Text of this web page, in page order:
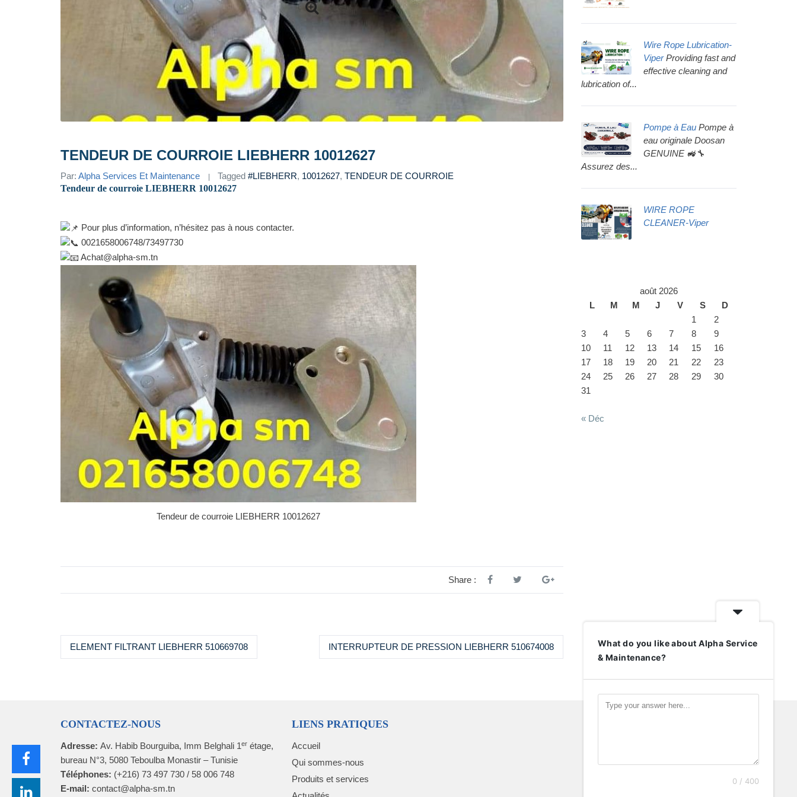
TENDEUR DE COURROIE LIEBHERR 10012627
Par: Alpha Services Et Maintenance Tagged #LIEBHERR, 10012627, TENDEUR DE COURROIE
Tendeur de courroie LIEBHERR 10012627
Pour plus d’information, n’hésitez pas à nous contacter.
0021658006748/73497730
Achat@alpha-sm.tn
Tendeur de courroie LIEBHERR 10012627
Share :
ELEMENT FILTRANT LIEBHERR 510669708 INTERRUPTEUR DE PRESSION LIEBHERR 510674008
Wire Rope Lubrication-
Viper Providing fast and
effective cleaning and
lubrication of...
Pompe à Eau Pompe à
eau originale Doosan
GENUINE 🚜🔧
Assurez des...
WIRE ROPE
CLEANER-Viper
août 2026
L
M M J V S
D
1
2
3
4 5 6 7 8
9
10
11 12 13 14 15
16
17
18 19 20 21 22
23
24
25 26 27 28 29
30
31
« Déc
CONTACTEZ-NOUS
Adresse: Av. Habib Bourguiba, Imm Belghali 1er étage,
bureau N°3, 5080 Teboulba Monastir – Tunisie
Téléphones: (+216) 73 497 730 / 58 006 748
E-mail: contact@alpha-sm.tn
LIENS PRATIQUES
Accueil
Qui sommes-nous
Produits et services
What do you like about Alpha Service
& Maintenance?
0 / 400